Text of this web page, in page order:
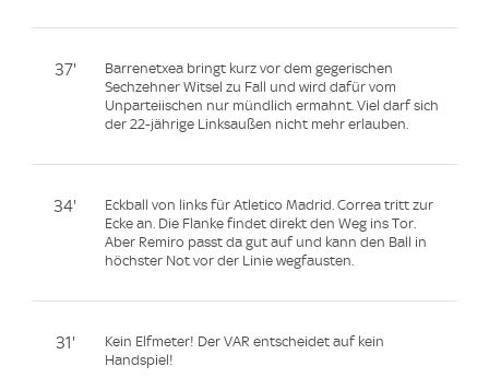
37'
Barrenetxea bringt kurz vor dem gegerischen
Sechzehner Witsel zu Fall und wird dafür vom
Unparteiischen nur mündlich ermahnt. Viel darf sich
der 22-jährige Linksaußen nicht mehr erlauben.
34'
Eckball von links für Atletico Madrid. Correa tritt zur
Ecke an. Die Flanke findet direkt den Weg ins Tor.
Aber Remiro passt da gut auf und kann den Ball in
höchster Not vor der Linie wegfausten.
31'
Kein Elfmeter! Der VAR entscheidet auf kein
Handspiel!